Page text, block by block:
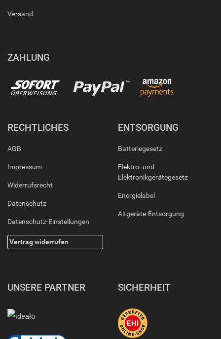
Versand
ZAHLUNG
RECHTLICHES
AGB
Impressum
Widerrufsrecht
Datenschutz
Datenschutz-Einstellungen
Vertrag widerrufen
ENTSORGUNG
Batteriegesetz
Elektro- und
Elektronikgerätegesetz
Energielabel
Altgeräte-Entsorgung
UNSERE PARTNER SICHERHEIT